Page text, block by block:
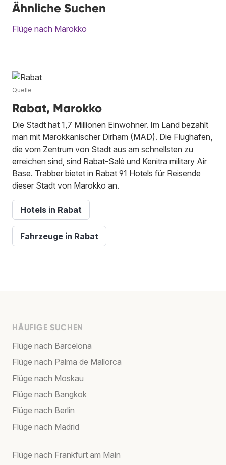
Ähnliche Suchen
Flüge nach Marokko
Quelle
Rabat, Marokko
Die Stadt hat 1,7 Millionen Einwohner. Im Land bezahlt
man mit Marokkanischer Dirham (MAD). Die Flughäfen,
die vom Zentrum von Stadt aus am schnellsten zu
erreichen sind, sind Rabat-Salé und Kenitra military Air
Base. Trabber bietet in Rabat 91 Hotels für Reisende
dieser Stadt von Marokko an.
Hotels in Rabat
Fahrzeuge in Rabat
HÄUFIGE SUCHEN
Flüge nach Barcelona
Flüge nach Palma de Mallorca
Flüge nach Moskau
Flüge nach Bangkok
Flüge nach Berlin
Flüge nach Madrid
Flüge nach Frankfurt am Main